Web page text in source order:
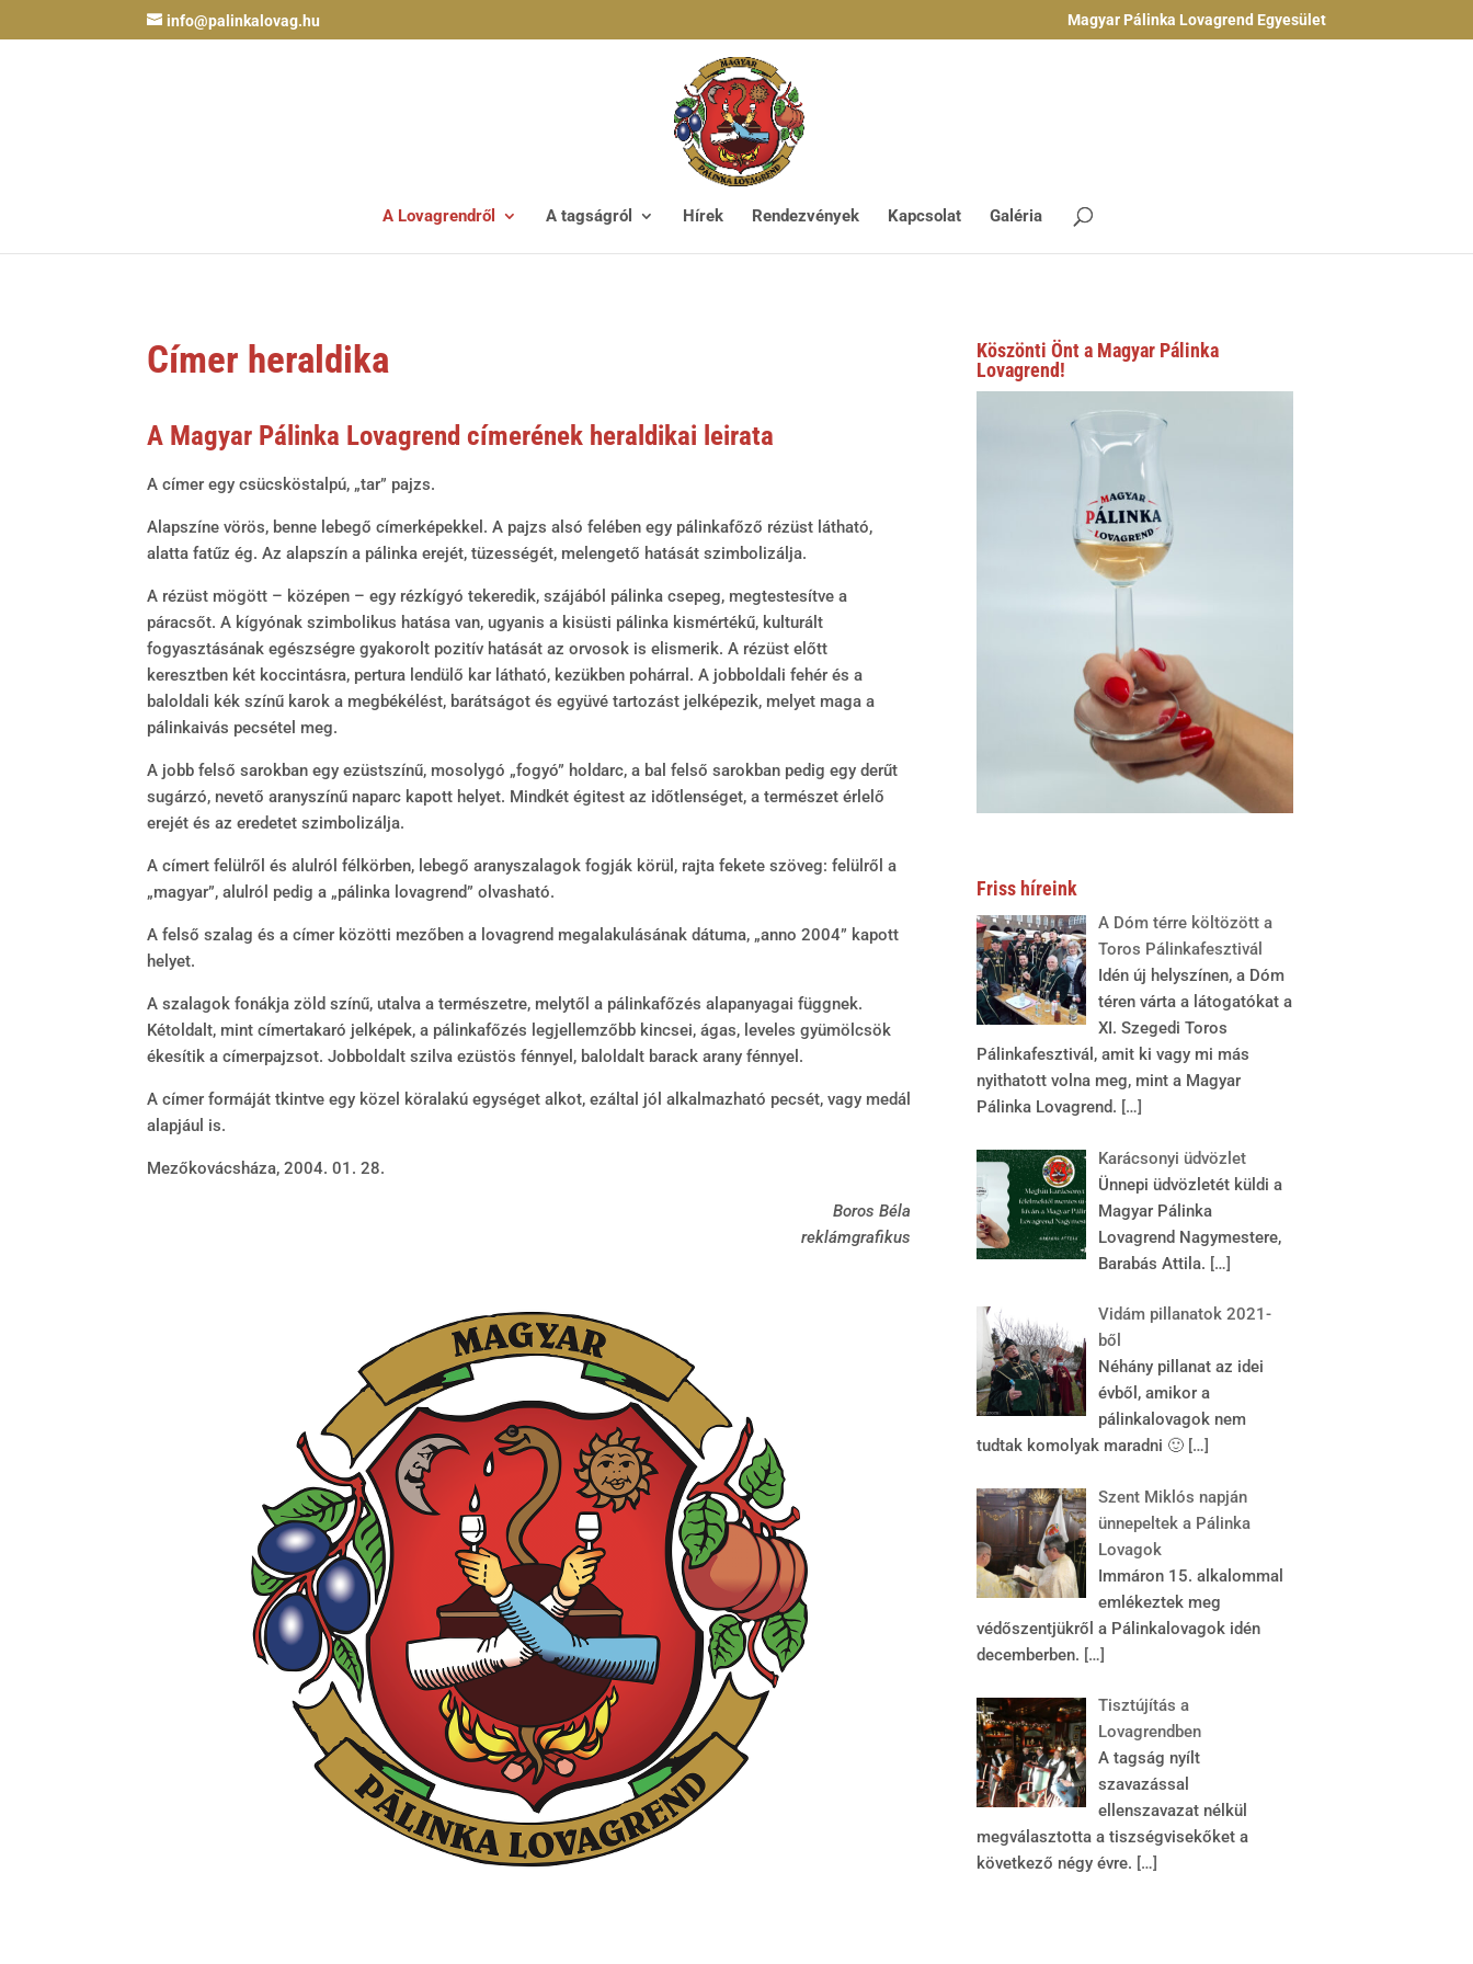
info@palinkalovag.hu Magyar Pálinka Lovagrend Egyesület
A Lovagrendről A tagságról Hírek Rendezvények Kapcsolat Galéria
Címer heraldika
A Magyar Pálinka Lovagrend címerének heraldikai leirata
A címer egy csücsköstalpú, „tar” pajzs.
Alapszíne vörös, benne lebegő címerképekkel. A pajzs alsó felében egy pálinkafőző rézüst látható,
alatta fatűz ég. Az alapszín a pálinka erejét, tüzességét, melengető hatását szimbolizálja.
A rézüst mögött – középen – egy rézkígyó tekeredik, szájából pálinka csepeg, megtestesítve a
páracsőt. A kígyónak szimbolikus hatása van, ugyanis a kisüsti pálinka kismértékű, kulturált
fogyasztásának egészségre gyakorolt pozitív hatását az orvosok is elismerik. A rézüst előtt
keresztben két koccintásra, pertura lendülő kar látható, kezükben pohárral. A jobboldali fehér és a
baloldali kék színű karok a megbékélést, barátságot és együvé tartozást jelképezik, melyet maga a
pálinkaivás pecsétel meg.
A jobb felső sarokban egy ezüstszínű, mosolygó „fogyó” holdarc, a bal felső sarokban pedig egy derűt
sugárzó, nevető aranyszínű naparc kapott helyet. Mindkét égitest az időtlenséget, a természet érlelő
erejét és az eredetet szimbolizálja.
A címert felülről és alulról félkörben, lebegő aranyszalagok fogják körül, rajta fekete szöveg: felülről a
„magyar”, alulról pedig a „pálinka lovagrend” olvasható.
A felső szalag és a címer közötti mezőben a lovagrend megalakulásának dátuma, „anno 2004” kapott
helyet.
A szalagok fonákja zöld színű, utalva a természetre, melytől a pálinkafőzés alapanyagai függnek.
Kétoldalt, mint címertakaró jelképek, a pálinkafőzés legjellemzőbb kincsei, ágas, leveles gyümölcsök
ékesítik a címerpajzsot. Jobboldalt szilva ezüstös fénnyel, baloldalt barack arany fénnyel.
A címer formáját tkintve egy közel köralakú egységet alkot, ezáltal jól alkalmazható pecsét, vagy medál
alapjául is.
Mezőkovácsháza, 2004. 01. 28.
Boros Béla
reklámgrafikus
Köszönti Önt a Magyar Pálinka
Lovagrend!
Friss híreink
A Dóm térre költözött a
Toros Pálinkafesztivál
Idén új helyszínen, a Dóm
téren várta a látogatókat a
XI. Szegedi Toros
Pálinkafesztivál, amit ki vagy mi más
nyithatott volna meg, mint a Magyar
Pálinka Lovagrend. […]
Karácsonyi üdvözlet
Ünnepi üdvözletét küldi a
Magyar Pálinka
Lovagrend Nagymestere,
Barabás Attila. […]
Vidám pillanatok 2021-
ből
Néhány pillanat az idei
évből, amikor a
pálinkalovagok nem
tudtak komolyak maradni 🙂[…]
Szent Miklós napján
ünnepeltek a Pálinka
Lovagok
Immáron 15. alkalommal
emlékeztek meg
védőszentjükről a Pálinkalovagok idén
decemberben. […]
Tisztújítás a
Lovagrendben
A tagság nyílt
szavazással
ellenszavazat nélkül
megválasztotta a tiszségvisekőket a
következő négy évre. […]